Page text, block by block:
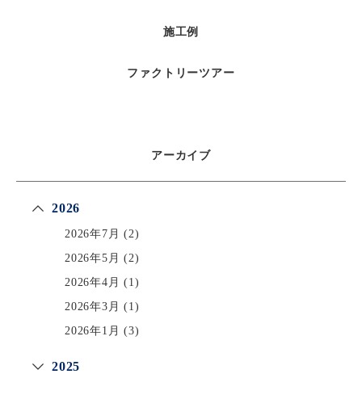
施工例
ファクトリーツアー
アーカイブ
2026
2026年7月 (2)
2026年5月 (2)
2026年4月 (1)
2026年3月 (1)
2026年1月 (3)
2025